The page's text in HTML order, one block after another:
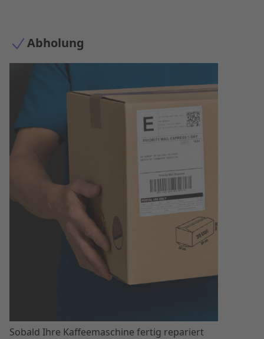
Abholung
Sobald Ihre Kaffeemaschine fertig repariert